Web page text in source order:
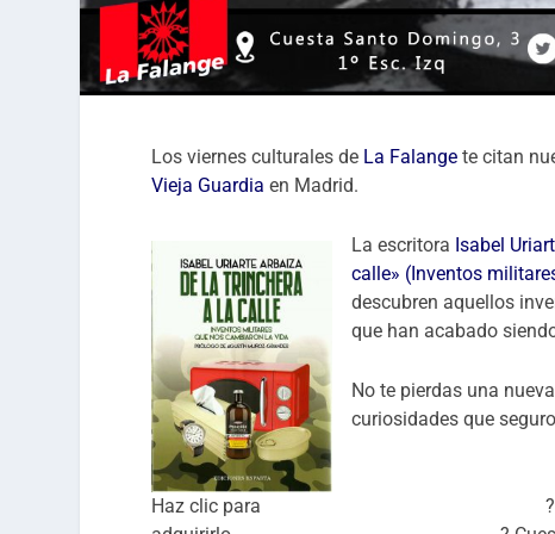
Los viernes culturales de La Falange te citan
Vieja Guardia en Madrid.
Haz clic para
La escritora Isabel
calle» (Inventos
descubren aquellos
que han acabado
No te pierdas una
curiosidades que